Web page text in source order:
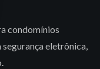
condomínios
eletrônica,